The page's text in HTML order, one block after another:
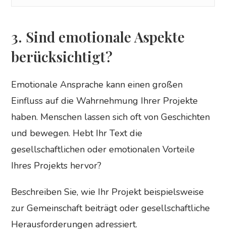
3. Sind emotionale Aspekte
berücksichtigt?
Emotionale Ansprache kann einen großen
Einfluss auf die Wahrnehmung Ihrer Projekte
haben. Menschen lassen sich oft von Geschichten
und bewegen. Hebt Ihr Text die
gesellschaftlichen oder emotionalen Vorteile
Ihres Projekts hervor?
Beschreiben Sie, wie Ihr Projekt beispielsweise
zur Gemeinschaft beiträgt oder gesellschaftliche
Herausforderungen adressiert.